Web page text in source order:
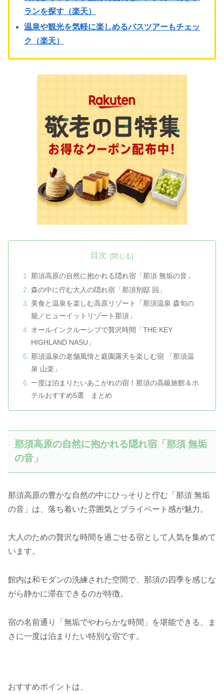
ランを探す（楽天）
温泉や観光を気軽に楽しめるバスツアーもチェッ
ク（楽天）
目次
那須高原の自然に抱かれる隠れ宿「那須 無垢の音」
森の中に佇む大人の隠れ宿「那須別邸 回」
美食と温泉を楽しむ高原リゾート「那須温泉 森旬の
籠／ヒューイットリゾート那須」
オールインクルーシブで贅沢時間「THE KEY
HIGHLAND NASU」
那須温泉の老舗風情と庭園露天を楽しむ宿 「那須温
泉 山楽」
一度は泊まりたいあこがれの宿！那須の高級旅館＆ホ
テルおすすめ5選 まとめ
那須高原の自然に抱かれる隠れ宿「那須 無垢
の音」
那須高原の豊かな自然の中にひっそりと佇む「那須 無垢
の音」は、落ち着いた雰囲気とプライベート感が魅力。
大人のための贅沢な時間を過ごせる宿として人気を集めて
います。
館内は和モダンの洗練された空間で、那須の四季を感じな
がら静かに滞在できるのが特徴。
宿の名前通り「無垢でやわらかな時間」を堪能できる、ま
さに一度は泊まりたい特別な宿です。
おすすめポイントは、